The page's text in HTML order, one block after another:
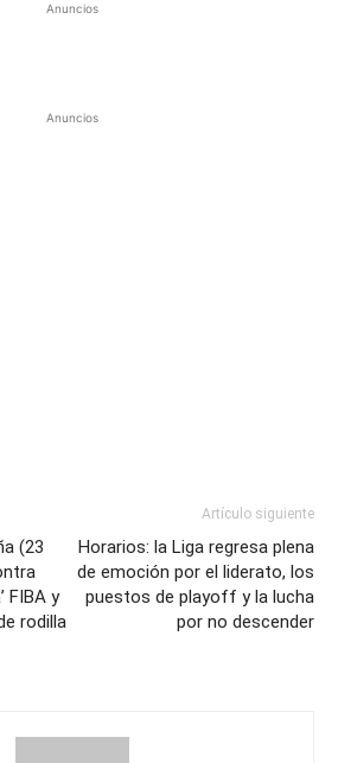
Anuncios
Anuncios
(23
FIBA y
rodilla
Artículo siguiente
Horarios: la Liga regresa plena
de emoción por el liderato, los
puestos de playoff y la lucha
por no descender